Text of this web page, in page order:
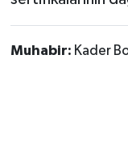
Muhabir: Kader